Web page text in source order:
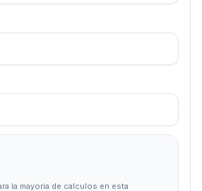
la mayoria de calculos en esta